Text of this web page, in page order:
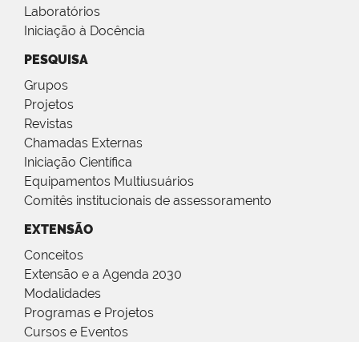
Laboratórios
Iniciação à Docência
PESQUISA
Grupos
Projetos
Revistas
Chamadas Externas
Iniciação Científica
Equipamentos Multiusuários
Comitês institucionais de assessoramento
EXTENSÃO
Conceitos
Extensão e a Agenda 2030
Modalidades
Programas e Projetos
Cursos e Eventos